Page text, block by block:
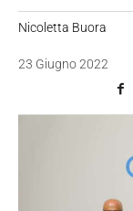
Nicoletta Buora
23 Giugno 2022